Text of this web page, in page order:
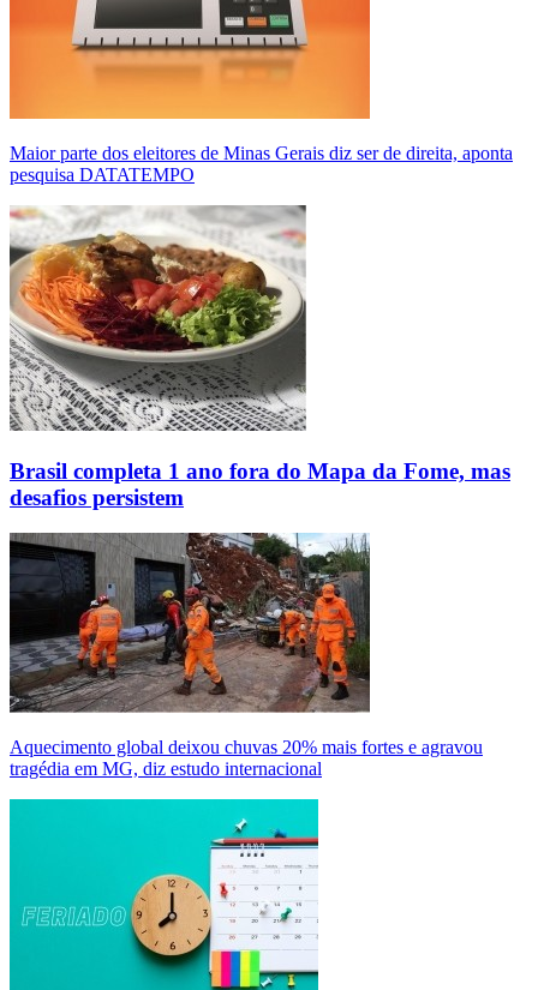
Maior parte dos eleitores de Minas Gerais diz ser de direita, aponta
pesquisa DATATEMPO
Brasil completa 1 ano fora do Mapa da Fome, mas
desafios persistem
Aquecimento global deixou chuvas 20% mais fortes e agravou
tragédia em MG, diz estudo internacional